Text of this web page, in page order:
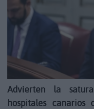
Advierten la
hospitales